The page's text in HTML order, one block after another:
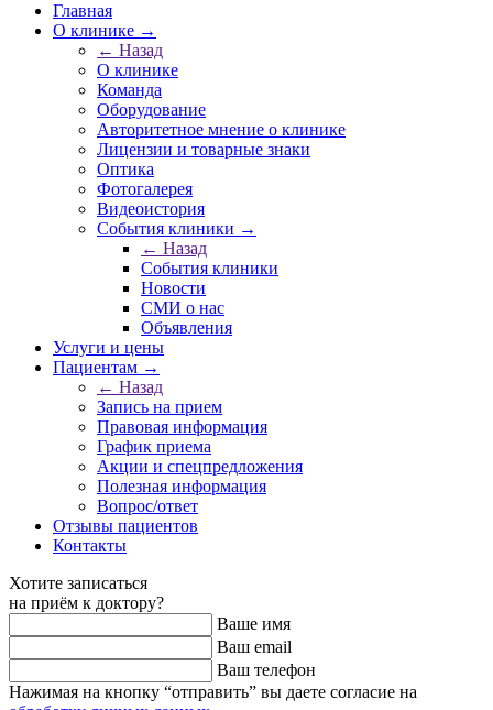
Главная
О клинике →
← Назад
О клинике
Команда
Оборудование
Авторитетное мнение о клинике
Лицензии и товарные знаки
Оптика
Фотогалерея
Видеоистория
События клиники →
← Назад
События клиники
Новости
СМИ о нас
Объявления
Услуги и цены
Пациентам →
← Назад
Запись на прием
Правовая информация
График приема
Акции и спецпредложения
Полезная информация
Вопрос/ответ
Отзывы пациентов
Контакты
Хотите записаться
на приём к доктору?
Ваше имя
Ваш email
Ваш телефон
Нажимая на кнопку “отправить” вы даете согласие на